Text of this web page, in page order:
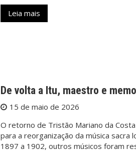
Leia mais
De volta a Itu, maestro e
15 de maio de 2026
O retorno de Tristão Mariano da
para a reorganização da música sacra
1897 a 1902, outros músicos foram